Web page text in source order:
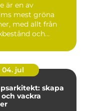
är en av
mest gröna
med allt från
och
04. jul
skapa
vackra